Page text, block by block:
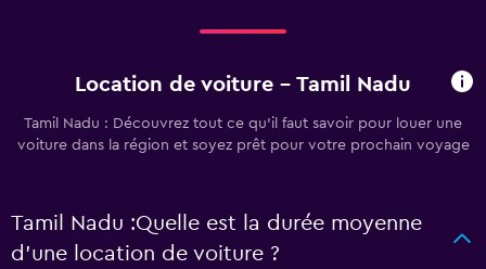
Location de voiture - Tamil Nadu
Tamil Nadu : Découvrez tout ce qu’il faut savoir pour louer une
voiture dans la région et soyez prêt pour votre prochain voyage
Tamil Nadu :Quelle est la durée moyenne
d’une location de voiture ?